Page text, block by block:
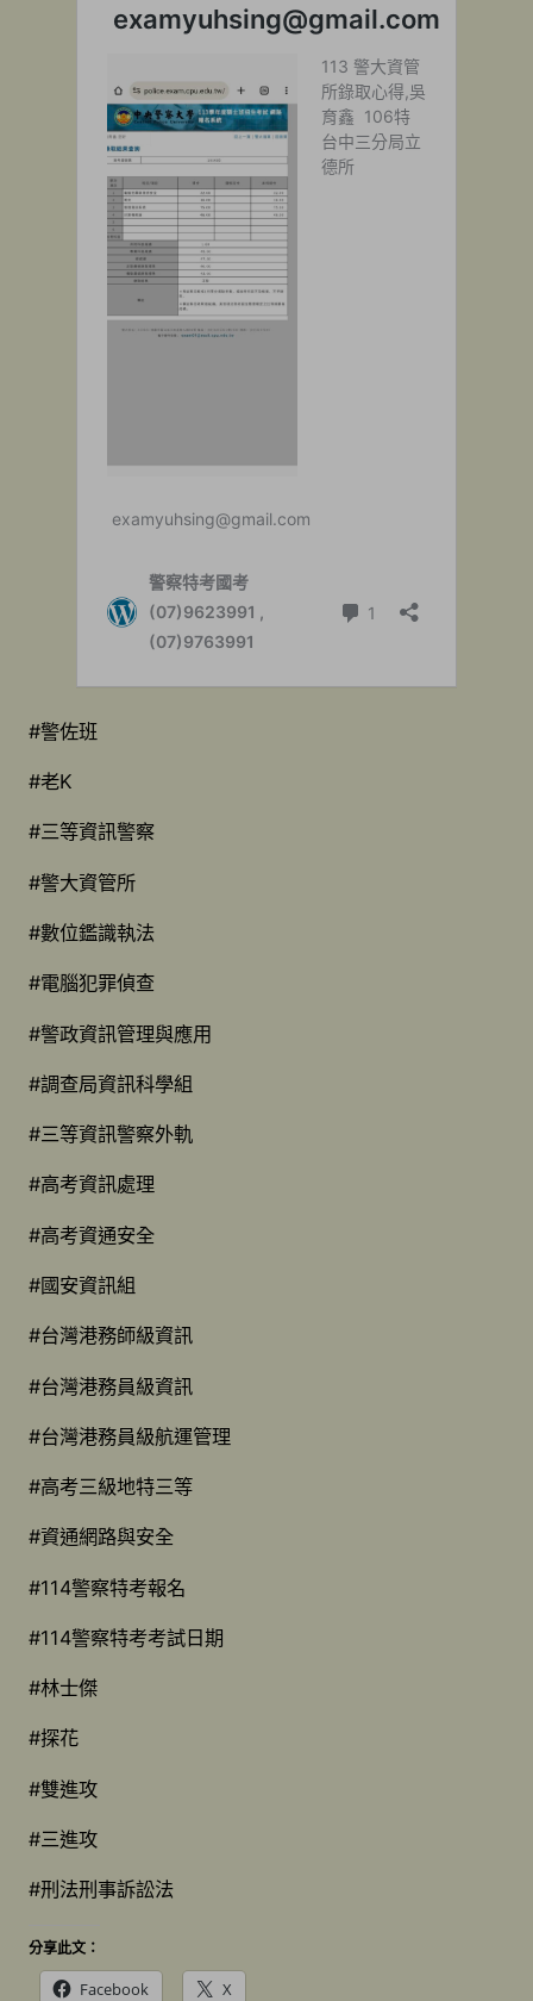
#警佐班
#老K
#三等資訊警察
#警大資管所
#數位鑑識執法
#電腦犯罪偵查
#警政資訊管理與應用
#調查局資訊科學組
#三等資訊警察外軌
#高考資訊處理
#高考資通安全
#國安資訊組
#台灣港務師級資訊
#台灣港務員級資訊
#台灣港務員級航運管理
#高考三級地特三等
#資通網路與安全
#114警察特考報名
#114警察特考考試日期
#林士傑
#探花
#雙進攻
#三進攻
#刑法刑事訴訟法
分享此文：
Facebook X